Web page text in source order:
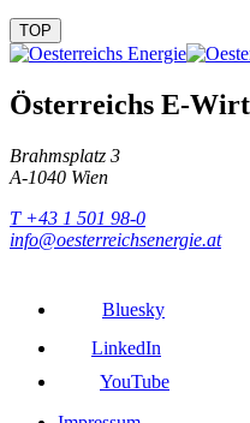
TOP
Österreichs E-
Brahmsplatz 3
A-1040 Wien
T +43 1 501 98-0
info@oesterreichsenergie.at
Bluesky
LinkedIn
YouTube